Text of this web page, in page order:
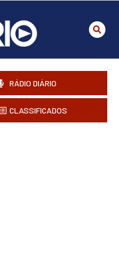
RÁDIO DIÁRIO
CLASSIFICADOS